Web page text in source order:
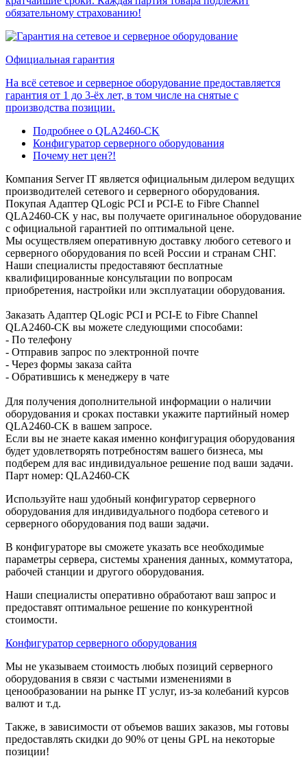
обязательному страхованию!
Официальная гарантия
На всё сетевое и серверное оборудование предоставляется
гарантия от 1 до 3-ёх лет, в том числе на снятые с
производства позиции.
Подробнее о QLA2460-CK
Конфигуратор серверного оборудования
Почему нет цен?!
Компания Server IT является официальным дилером ведущих
производителей сетевого и серверного оборудования.
Покупая Адаптер QLogic PCI и PCI-E to Fibre Channel
QLA2460-CK у нас, вы получаете оригинальное оборудование
с официальной гарантией по оптимальной цене.
Мы осуществляем оперативную доставку любого сетевого и
серверного оборудования по всей России и странам СНГ.
Наши специалисты предоставяют бесплатные
квалифицированные консультации по вопросам
приобретения, настройки или эксплуатации оборудования.
Заказать Адаптер QLogic PCI и PCI-E to Fibre Channel
QLA2460-CK вы можете следующими способами:
- По телефону
- Отправив запрос по электронной почте
- Через формы заказа сайта
- Обратившись к менеджеру в чате
Для получения дополнительной информации о наличии
оборудования и сроках поставки укажите партийный номер
QLA2460-CK в вашем запросе.
Если вы не знаете какая именно конфигурация оборудования
будет удовлетворять потребностям вашего бизнеса, мы
подберем для вас индивидуальное решение под ваши задачи.
Парт номер: QLA2460-CK
Используйте наш удобный конфигуратор серверного
оборудования для индивидуального подбора сетевого и
серверного оборудования под ваши задачи.
В конфигураторе вы сможете указать все необходимые
параметры сервера, системы хранения данных, коммутатора,
рабочей станции и другого оборудования.
Наши специалисты оперативно обработают ваш запрос и
предоставят оптимальное решение по конкурентной
стоимости.
Конфигуратор серверного оборудования
Мы не указываем стоимость любых позиций серверного
оборудования в связи с частыми изменениями в
ценообразовании на рынке IT услуг, из-за колебаний курсов
валют и т.д.
Также, в зависимости от объемов ваших заказов, мы готовы
предоставлять скидки до 90% от цены GPL на некоторые
позиции!